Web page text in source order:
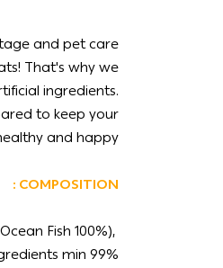
and pet care
That's why we
ingredients.
to keep your
and happy.
COMPOSITION :
Fish 100%),
min 99%